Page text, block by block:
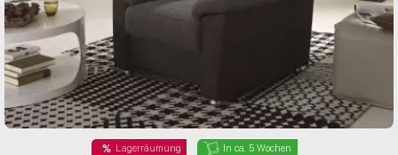
Lagerräumung In ca. 5 Wochen